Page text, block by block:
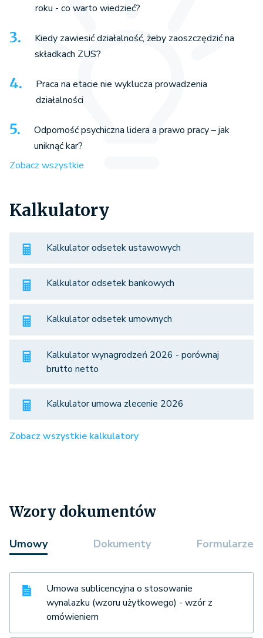
roku - co warto wiedzieć?
Kiedy zawiesić działalność, żeby zaoszczędzić na
składkach ZUS?
Praca na etacie nie wyklucza prowadzenia
działalności
Odporność psychiczna lidera a prawo pracy – jak
uniknąć kar?
Zobacz wszystkie
Kalkulatory
Kalkulator odsetek ustawowych
Kalkulator odsetek bankowych
Kalkulator odsetek umownych
Kalkulator wynagrodzeń 2026 - porównaj
brutto netto
Kalkulator umowa zlecenie 2026
Zobacz wszystkie kalkulatory
Wzory dokumentów
Umowy Dokumenty Formularze
Umowa sublicencyjna o stosowanie
wynalazku (wzoru użytkowego) - wzór z
omówieniem